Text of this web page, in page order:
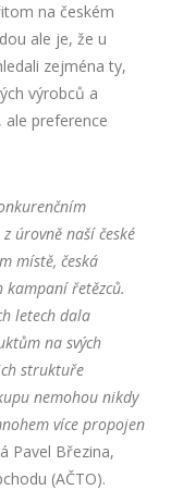
na českém
ale je, že u
zejména ty,
výrobců a
preference
úrovně naší české
místě, česká
řetězců.
letech dala
na svých
struktuře
nemohou nikdy
více propojen
Pavel Březina,
(AČTO).